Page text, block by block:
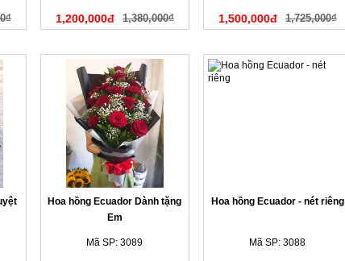
1,200,000đ 1,380,000₫ 1,500,000đ 1,725,000₫
Hoa hồng Ecuador Dành tặng
Em
Mã SP: 3089
Hoa hồng Ecuador - nét riêng
Mã SP: 3088